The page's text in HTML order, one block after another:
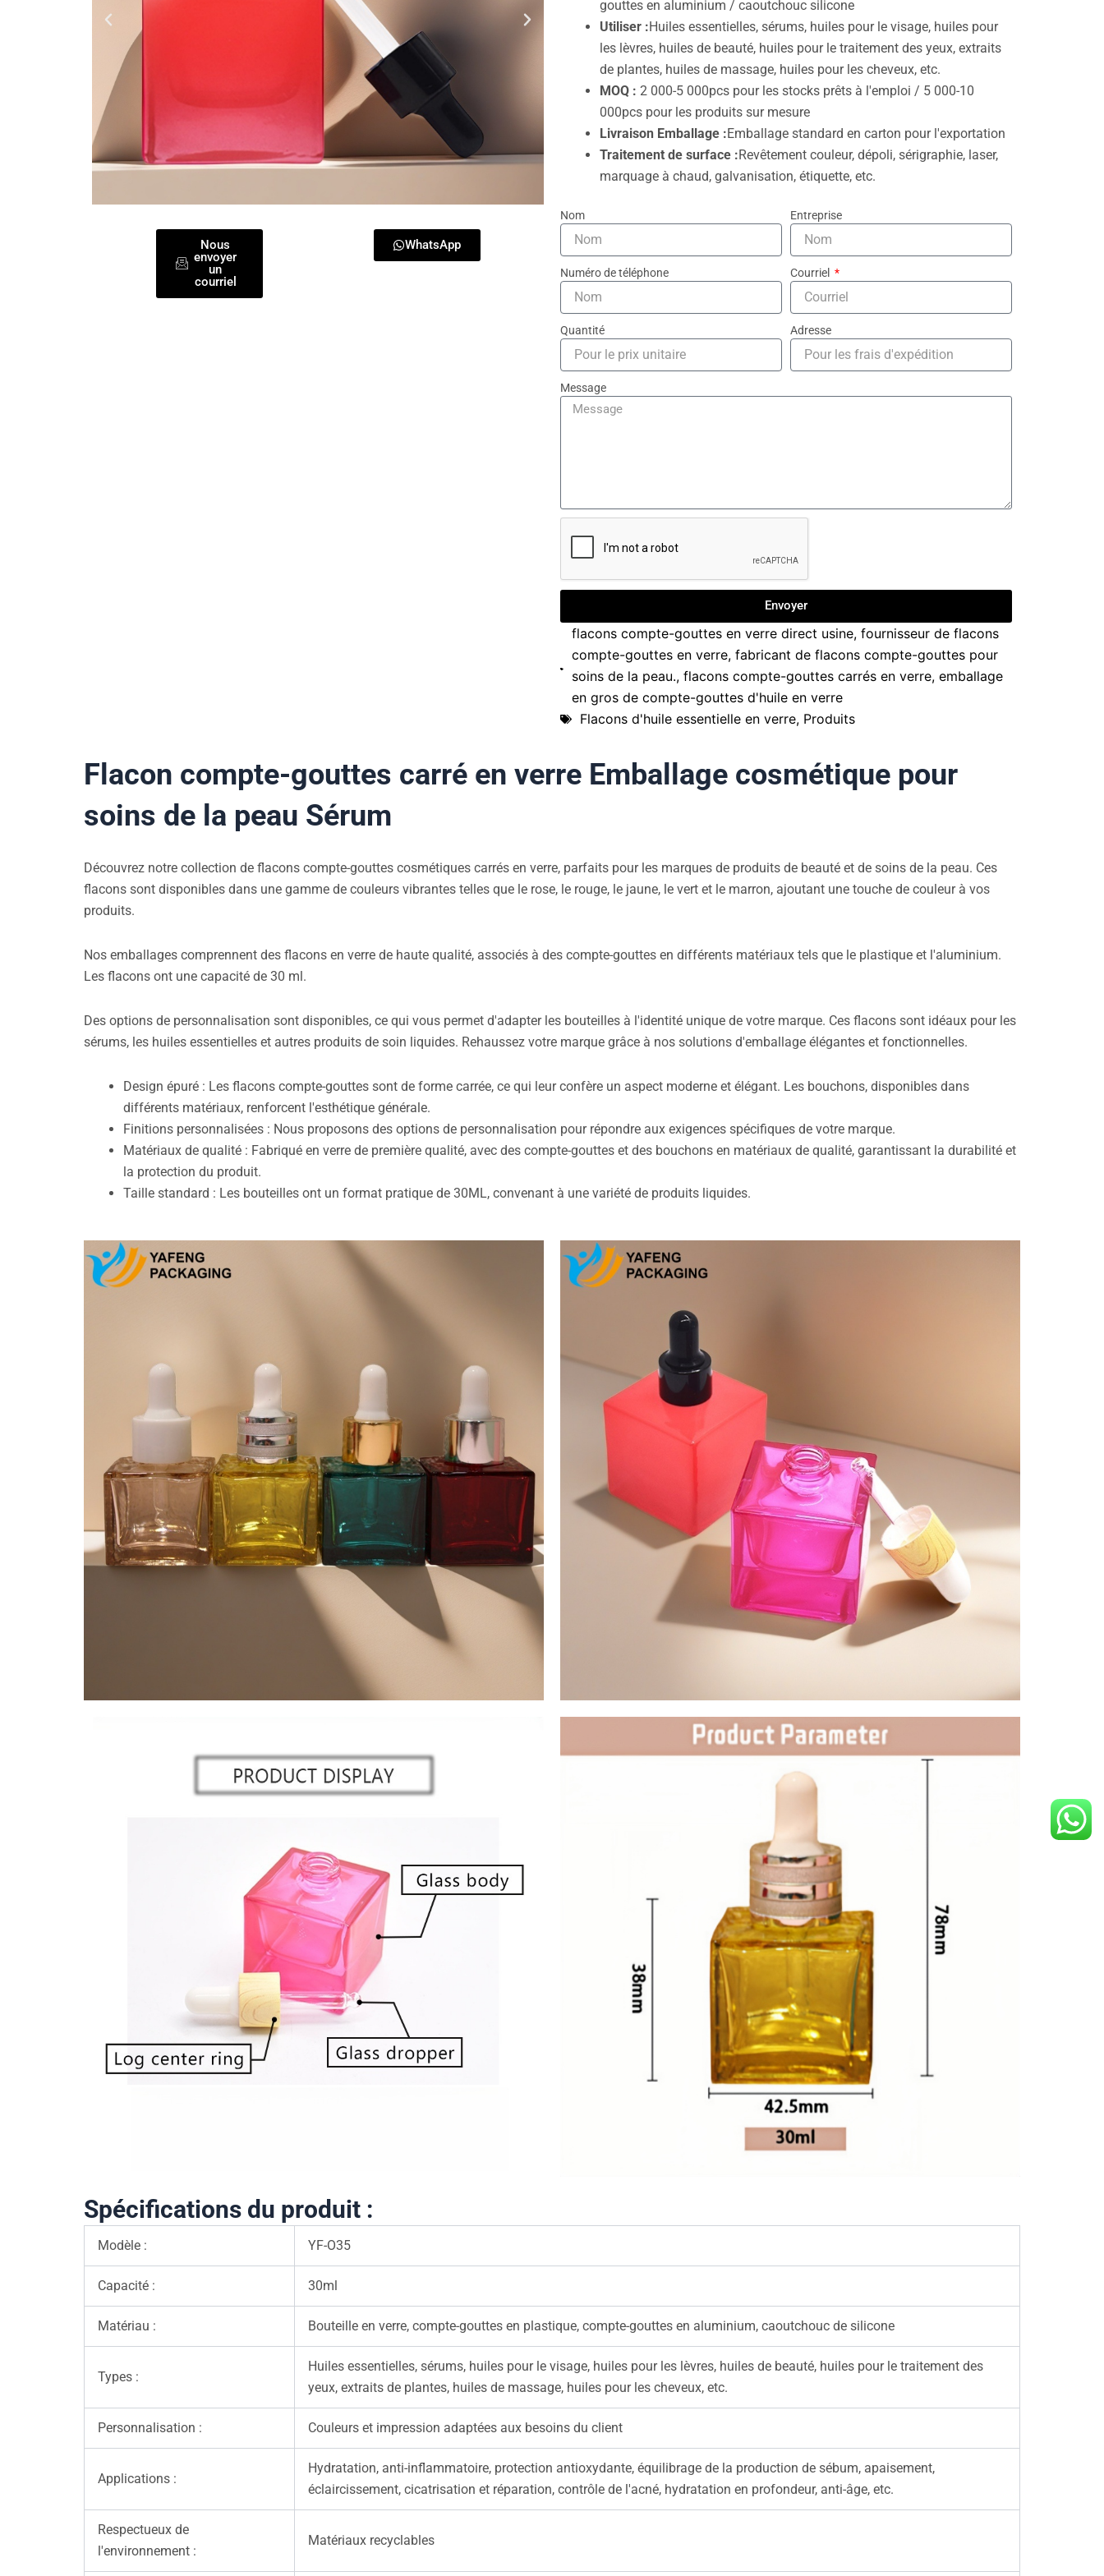
Nous
envoyer
un
courriel
WhatsApp
gouttes en aluminium / caoutchouc silicone
Utiliser :Huiles essentielles, sérums, huiles pour le visage, huiles pour
les lèvres, huiles de beauté, huiles pour le traitement des yeux, extraits
de plantes, huiles de massage, huiles pour les cheveux, etc.
MOQ : 2 000-5 000pcs pour les stocks prêts à l'emploi / 5 000-10
000pcs pour les produits sur mesure
Livraison Emballage :Emballage standard en carton pour l'exportation
Traitement de surface :Revêtement couleur, dépoli, sérigraphie, laser,
marquage à chaud, galvanisation, étiquette, etc.
Nom Entreprise
Numéro de téléphone Courriel
Quantité Adresse
Message
Envoyer
flacons compte-gouttes en verre direct usine, fournisseur de flacons
compte-gouttes en verre, fabricant de flacons compte-gouttes pour
soins de la peau., flacons compte-gouttes carrés en verre, emballage
en gros de compte-gouttes d'huile en verre
Flacons d'huile essentielle en verre, Produits
Flacon compte-gouttes carré en verre Emballage cosmétique pour
soins de la peau Sérum
Découvrez notre collection de flacons compte-gouttes cosmétiques carrés en verre, parfaits pour les marques de produits de beauté et de soins de la peau. Ces
flacons sont disponibles dans une gamme de couleurs vibrantes telles que le rose, le rouge, le jaune, le vert et le marron, ajoutant une touche de couleur à vos
produits.
Nos emballages comprennent des flacons en verre de haute qualité, associés à des compte-gouttes en différents matériaux tels que le plastique et l'aluminium.
Les flacons ont une capacité de 30 ml.
Des options de personnalisation sont disponibles, ce qui vous permet d'adapter les bouteilles à l'identité unique de votre marque. Ces flacons sont idéaux pour les
sérums, les huiles essentielles et autres produits de soin liquides. Rehaussez votre marque grâce à nos solutions d'emballage élégantes et fonctionnelles.
Design épuré : Les flacons compte-gouttes sont de forme carrée, ce qui leur confère un aspect moderne et élégant. Les bouchons, disponibles dans
différents matériaux, renforcent l'esthétique générale.
Finitions personnalisées : Nous proposons des options de personnalisation pour répondre aux exigences spécifiques de votre marque.
Matériaux de qualité : Fabriqué en verre de première qualité, avec des compte-gouttes et des bouchons en matériaux de qualité, garantissant la durabilité et
la protection du produit.
Taille standard : Les bouteilles ont un format pratique de 30ML, convenant à une variété de produits liquides.
Spécifications du produit :
Modèle : YF-O35
Capacité : 30ml
Matériau : Bouteille en verre, compte-gouttes en plastique, compte-gouttes en aluminium, caoutchouc de silicone
Types :
Huiles essentielles, sérums, huiles pour le visage, huiles pour les lèvres, huiles de beauté, huiles pour le traitement des
yeux, extraits de plantes, huiles de massage, huiles pour les cheveux, etc.
Personnalisation : Couleurs et impression adaptées aux besoins du client
Applications :
Hydratation, anti-inflammatoire, protection antioxydante, équilibrage de la production de sébum, apaisement,
éclaircissement, cicatrisation et réparation, contrôle de l'acné, hydratation en profondeur, anti-âge, etc.
Respectueux de
l'environnement :
Matériaux recyclables